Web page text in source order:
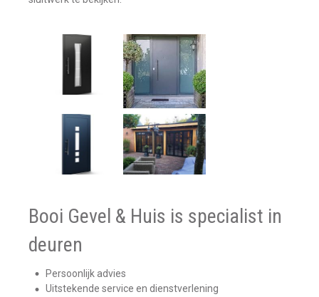
Booi Gevel & Huis is specialist in
deuren
Persoonlijk advies
Uitstekende service en dienstverlening